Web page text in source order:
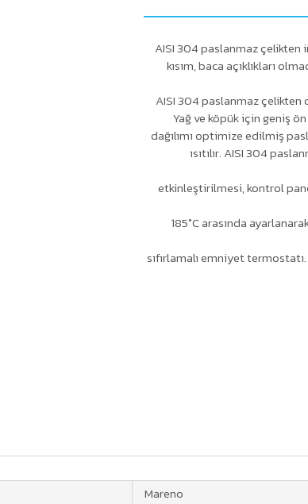
AISI 304 paslanmaz çelikten
kısım, baca açıklıkları
AISI 304 paslanmaz çelikten
Yağ ve köpük için geniş
dağılımı optimize edilmiş
ısıtılır. AISI 304
etkinleştirilmesi, kontrol
185°C arasında
sıfırlamalı emniyet
Mareno